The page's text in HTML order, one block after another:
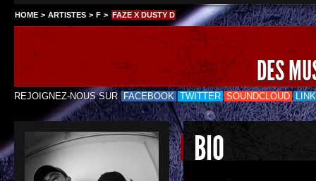
HOME > ARTISTES > F > FAZE X DUSTY D
DES
REJOIGNEZ-NOUS SUR FACEBOOK TWITTER SOUNDCLOUD
BIO